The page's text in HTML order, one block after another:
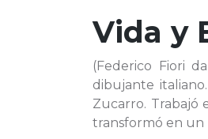
Vida y
(Federico Fiori
dibujante
Zucarro. Trabajó
transformó en un